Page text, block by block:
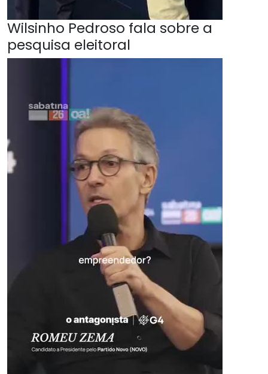
Wilsinho Pedroso fala sobre a
pesquisa eleitoral